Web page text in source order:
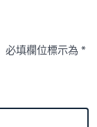
必填欄位標示為*